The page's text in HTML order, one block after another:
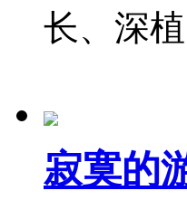
长、深
寂寞的